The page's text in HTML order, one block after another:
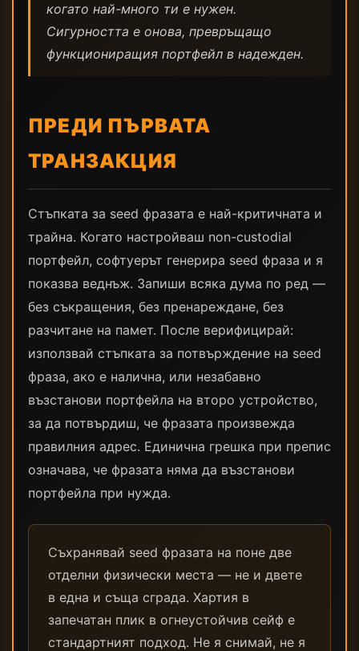
когато най-много ти е нужен.
Сигурността е онова, превръщащо
функциониращия портфейл в надежден.
ПРЕДИ ПЪРВАТА
ТРАНЗАКЦИЯ
Стъпката за seed фразата е най-критичната и
трайна. Когато настройваш non-custodial
портфейл, софтуерът генерира seed фраза и я
показва веднъж. Запиши всяка дума по ред —
без съкращения, без пренареждане, без
разчитане на памет. После верифицирай:
използвай стъпката за потвърждение на seed
фраза, ако е налична, или незабавно
възстанови портфейла на второ устройство,
за да потвърдиш, че фразата произвежда
правилния адрес. Единична грешка при препис
означава, че фразата няма да възстанови
портфейла при нужда.
Съхранявай seed фразата на поне две
отделни физически места — не и двете
в една и съща сграда. Хартия в
запечатан плик в огнеустойчив сейф е
стандартният подход. Не я снимай, не я